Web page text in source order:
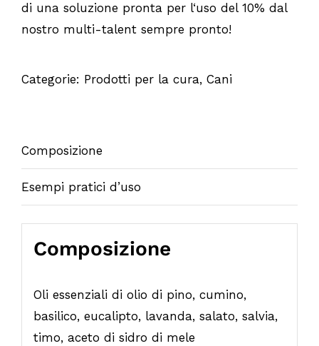
di una soluzione pronta per l‘uso del 10% dal
nostro multi-talent sempre pronto!
Categorie: Prodotti per la cura, Cani
Composizione
Esempi pratici d’uso
Composizione
Oli essenziali di olio di pino, cumino,
basilico, eucalipto, lavanda, salato, salvia,
timo, aceto di sidro di mele